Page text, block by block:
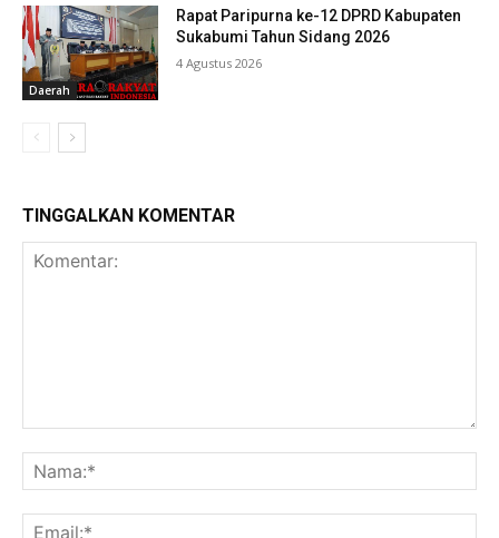
Daerah
Rapat Paripurna ke-12 DPRD Kabupaten
Sukabumi Tahun Sidang 2026
4 Agustus 2026
TINGGALKAN KOMENTAR